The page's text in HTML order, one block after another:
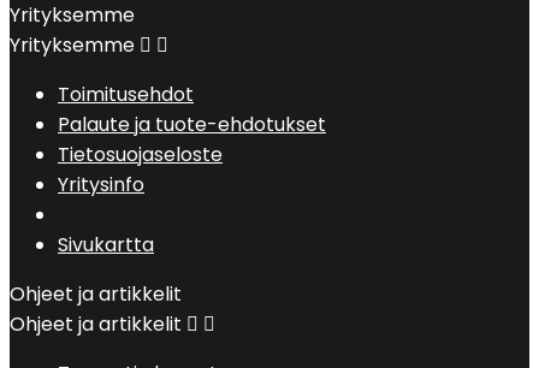
Yrityksemme
Yrityksemme  
Toimitusehdot
Palaute ja tuote-ehdotukset
Tietosuojaseloste
Yritysinfo
Sivukartta
Ohjeet ja artikkelit
Ohjeet ja artikkelit  